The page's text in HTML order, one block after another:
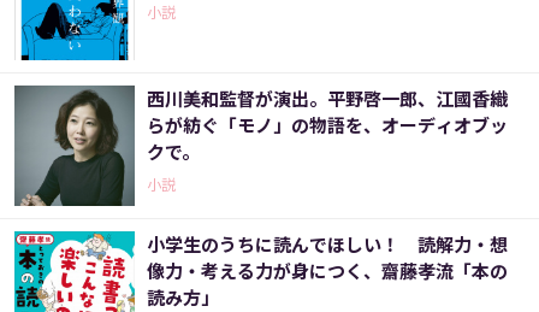
小説
西川美和監督が演出。平野啓一郎、江國香織
らが紡ぐ「モノ」の物語を、オーディオブッ
クで。
小説
小学生のうちに読んでほしい！ 読解力・想
像力・考える力が身につく、齋藤孝流「本の
読み方」